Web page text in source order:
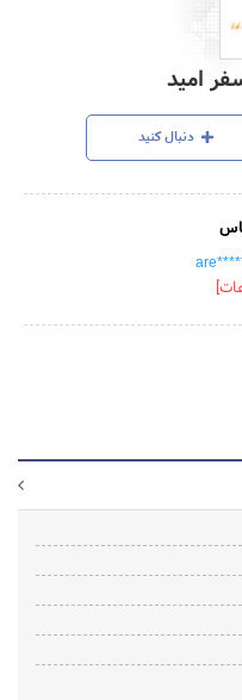
امید
دنبال کنید